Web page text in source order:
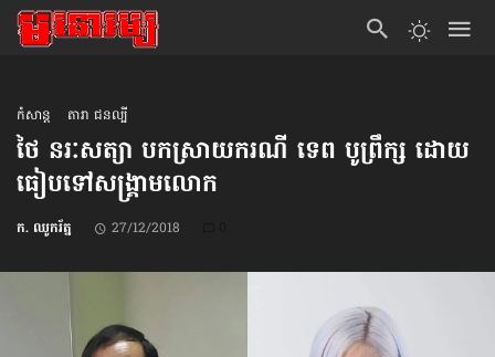
កំសាន្ដ តារា ជនល្បី
ថៃ នរៈសត្យា បកស្រាយ​ករណី​ ទេព បូព្រឹក្ស ដោយ​
ធៀប​ទៅ​សង្គ្រាមលោក
ក. ឈូករ័ត្ន 27/12/2018